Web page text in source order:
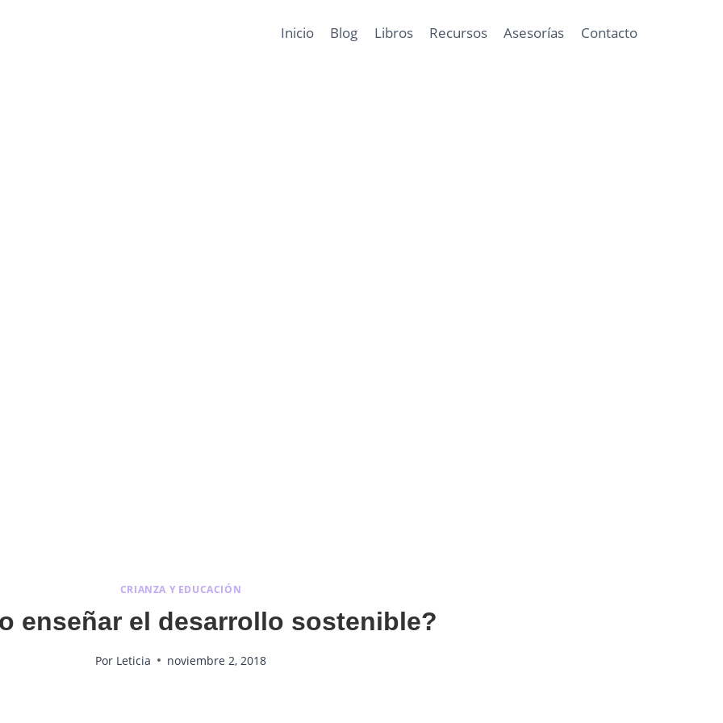
Inicio Blog Libros Recursos Asesorías Contacto
CRIANZA Y EDUCACIÓN
enseñar el desarrollo sostenible?
Por Leticia noviembre 2, 2018